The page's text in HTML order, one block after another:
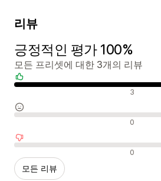
리뷰
긍정적인 평가 100%
모든 프리셋에 대한 3개의 리뷰
긍정적인 리뷰 3
중립적인 리뷰 0
부정적인 리뷰 0
모든 리뷰